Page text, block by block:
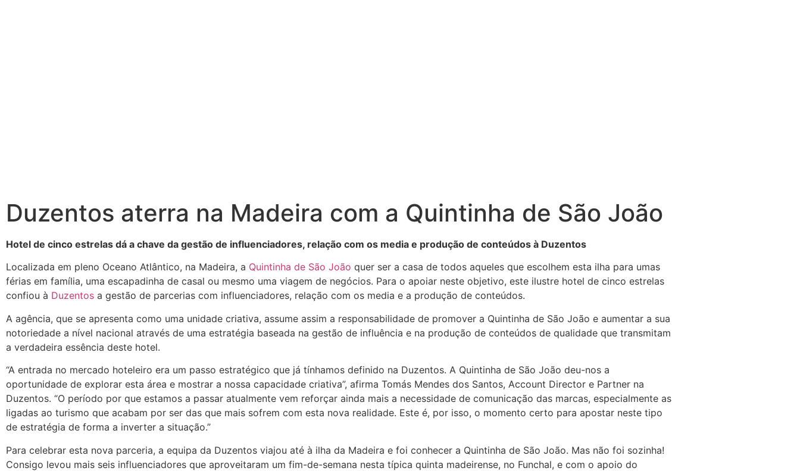
Duzentos aterra na Madeira com a Quintinha de São João
Hotel de cinco estrelas dá a chave da gestão de influenciadores, relação com os media e produção de conteúdos à Duzentos
Localizada em pleno Oceano Atlântico, na Madeira, a Quintinha de São João quer ser a casa de todos aqueles que escolhem esta ilha para umas
férias em família, uma escapadinha de casal ou mesmo uma viagem de negócios. Para o apoiar neste objetivo, este ilustre hotel de cinco estrelas
confiou à Duzentos a gestão de parcerias com influenciadores, relação com os media e a produção de conteúdos.
A agência, que se apresenta como uma unidade criativa, assume assim a responsabilidade de promover a Quintinha de São João e aumentar a sua
notoriedade a nível nacional através de uma estratégia baseada na gestão de influência e na produção de conteúdos de qualidade que transmitam
a verdadeira essência deste hotel.
“A entrada no mercado hoteleiro era um passo estratégico que já tínhamos definido na Duzentos. A Quintinha de São João deu-nos a
oportunidade de explorar esta área e mostrar a nossa capacidade criativa”, afirma Tomás Mendes dos Santos, Account Director e Partner na
Duzentos. “O período por que estamos a passar atualmente vem reforçar ainda mais a necessidade de comunicação das marcas, especialmente as
ligadas ao turismo que acabam por ser das que mais sofrem com esta nova realidade. Este é, por isso, o momento certo para apostar neste tipo
de estratégia de forma a inverter a situação.”
Para celebrar esta nova parceria, a equipa da Duzentos viajou até à ilha da Madeira e foi conhecer a Quintinha de São João. Mas não foi sozinha!
Consigo levou mais seis influenciadores que aproveitaram um fim-de-semana nesta típica quinta madeirense, no Funchal, e com o apoio do